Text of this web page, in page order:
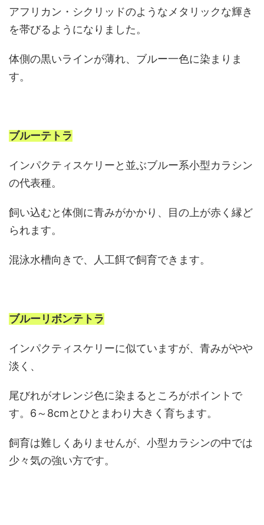
アフリカン・シクリッドのようなメタリックな輝き
を帯びるようになりました。
体側の黒いラインが薄れ、ブルー一色に染まりま
す。
ブルーテトラ
インパクティスケリーと並ぶブルー系小型カラシン
の代表種。
飼い込むと体側に青みがかかり、目の上が赤く縁ど
られます。
混泳水槽向きで、人工餌で飼育できます。
ブルーリボンテトラ
インパクティスケリーに似ていますが、青みがやや
淡く、
尾びれがオレンジ色に染まるところがポイントで
す。6～8cmとひとまわり大きく育ちます。
飼育は難しくありませんが、小型カラシンの中では
少々気の強い方です。